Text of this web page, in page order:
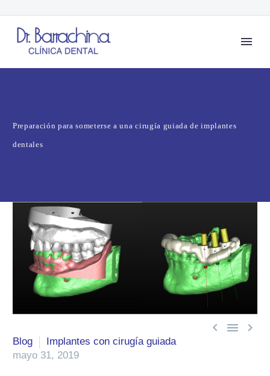
Preparación para someterse a una cirugía guiada de implantes
dentales
  
Blog
Implantes con cirugía guiada
mayo 31, 2019